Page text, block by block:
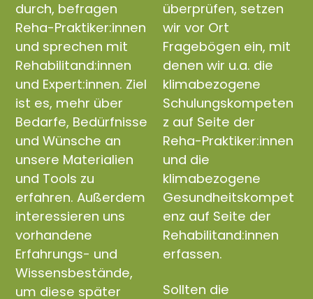
durch, befragen
Reha-Praktiker:innen
und sprechen mit
Rehabilitand:innen
und Expert:innen. Ziel
ist es, mehr über
Bedarfe, Bedürfnisse
und Wünsche an
unsere Materialien
und Tools zu
erfahren. Außerdem
interessieren uns
vorhandene
Erfahrungs- und
Wissensbestände,
um diese später
überprüfen, setzen
wir vor Ort
Fragebögen ein, mit
denen wir u.a. die
klimabezogene
Schulungskompeten
z auf Seite der
Reha-Praktiker:innen
und die
klimabezogene
Gesundheitskompet
enz auf Seite der
Rehabilitand:innen
erfassen.
Sollten die